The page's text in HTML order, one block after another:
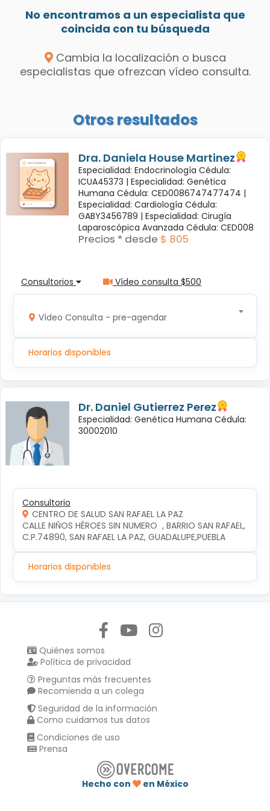
No encontramos a un especialista que
coincida con tu búsqueda
Cambia la localización o busca
especialistas que ofrezcan vídeo consulta.
Otros resultados
Dra. Daniela House Martinez
Especialidad: Endocrinología Cédula:
ICUA45373 | Especialidad: Genética
Humana Cédula: CED0086747477474 |
Especialidad: Cardiología Cédula:
GABY3456789 | Especialidad: Cirugía
Laparoscópica Avanzada Cédula: CED008
Precios * desde $ 805
Consultorios Vídeo consulta $500
Vídeo Consulta - pre-agendar
Horarios disponibles
Dr. Daniel Gutierrez Perez
Especialidad: Genética Humana Cédula:
30002010
Consultorio
CENTRO DE SALUD SAN RAFAEL LA PAZ
CALLE NIÑOS HÉROES SIN NUMERO  , BARRIO SAN RAFAEL,
C.P.74890, SAN RAFAEL LA PAZ, GUADALUPE,PUEBLA
Horarios disponibles
Quiénes somos
Política de privacidad
Preguntas más frecuentes
Recomienda a un colega
Seguridad de la información
Como cuidamos tus datos
Condiciones de uso
Prensa
Hecho con
en México